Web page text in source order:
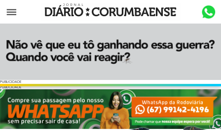
Menu
PUBLICIDADE
PUBLICIDADE